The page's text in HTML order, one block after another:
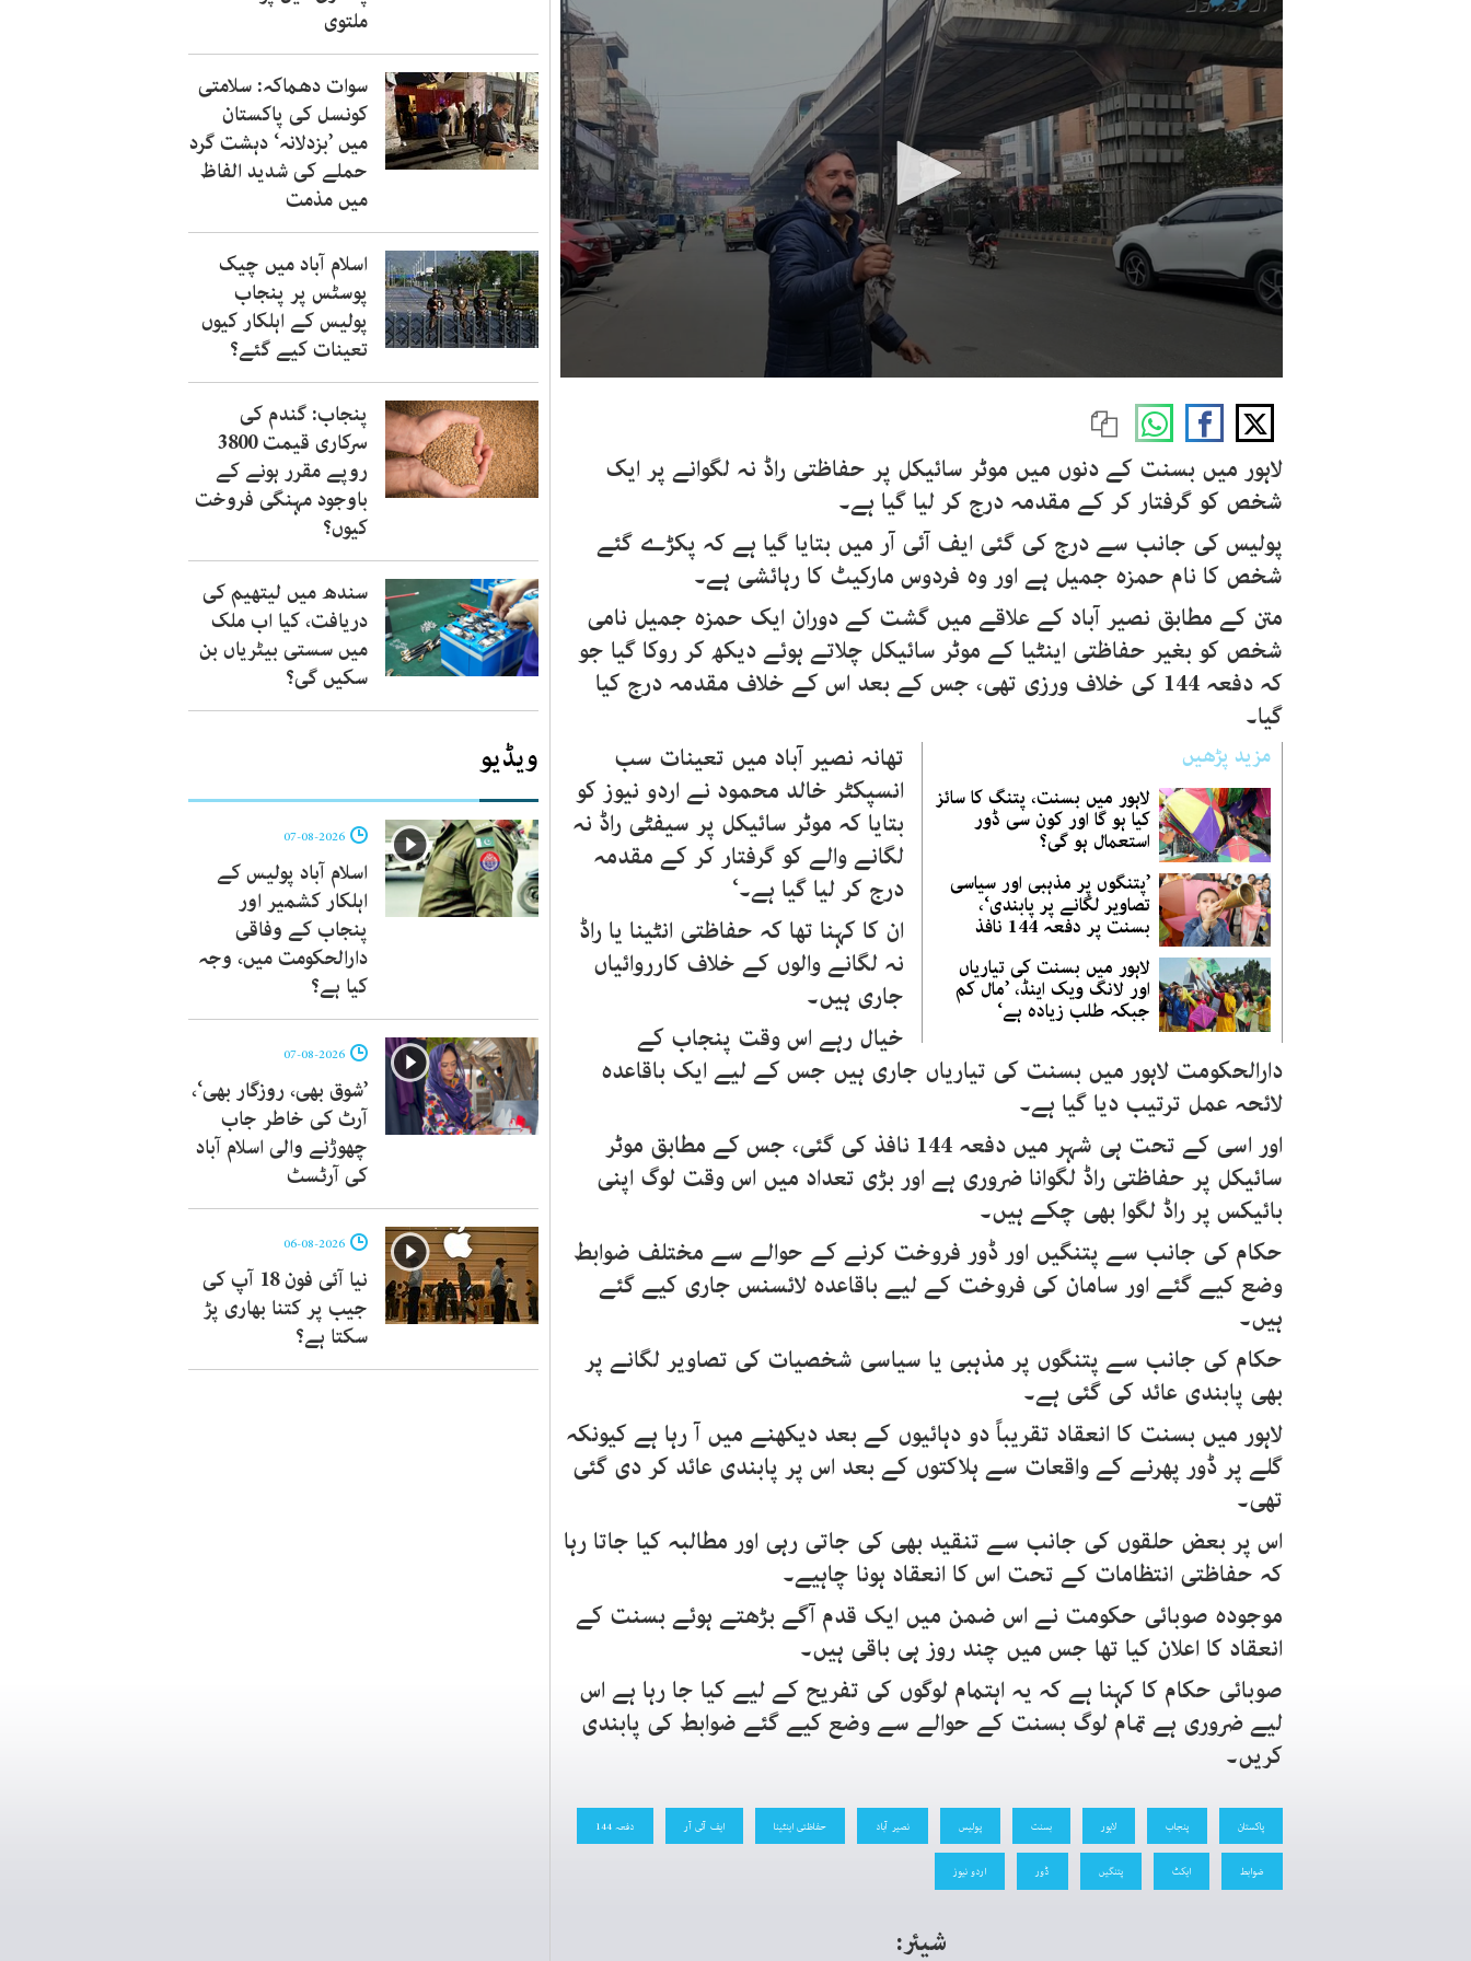
minutes,
Volume
لاہور میں بسنت کے دنوں میں موٹر سائیکل پر حفاظتی راڈ نہ لگوانے پر ایک
شخص کو گرفتار کر کے مقدمہ درج کر لیا گیا ہے۔
پولیس کی جانب سے درج کی گئی ایف آئی آر میں بتایا گیا ہے کہ پکڑے گئے
شخص کا نام حمزہ جمیل ہے اور وہ فردوس مارکیٹ کا رہائشی ہے۔
متن کے مطابق نصیر آباد کے علاقے میں گشت کے دوران ایک حمزہ جمیل نامی
شخص کو بغیر حفاظتی اینٹیا کے موٹر سائیکل چلاتے ہوئے دیکھ کر روکا گیا جو
کہ دفعہ 144 کی خلاف ورزی تھی، جس کے بعد اس کے خلاف مقدمہ درج کیا
گیا۔
مزید پڑھیں
لاہور میں بسنت، پتنگ کا سائز
کیا ہو گا اور کون سی ڈور
استعمال ہو گی؟
’پتنگوں پر مذہبی اور سیاسی
تصاویر لگانے پر پابندی‘،
بسنت پر دفعہ 144 نافذ
لاہور میں بسنت کی تیاریاں
اور لانگ ویک اینڈ، ’مال کم
جبکہ طلب زیادہ ہے‘
تھانہ نصیر آباد میں تعینات سب
انسپکٹر خالد محمود نے اردو نیوز کو
بتایا کہ موٹر سائیکل پر سیفٹی راڈ نہ
لگانے والے کو گرفتار کر کے مقدمہ
درج کر لیا گیا ہے۔‘
ان کا کہنا تھا کہ حفاظتی انٹینا یا راڈ
نہ لگانے والوں کے خلاف کارروائیاں
جاری ہیں۔
خیال رہے اس وقت پنجاب کے
دارالحکومت لاہور میں بسنت کی تیاریاں جاری ہیں جس کے لیے ایک باقاعدہ
لائحہ عمل ترتیب دیا گیا ہے۔
اور اسی کے تحت ہی شہر میں دفعہ 144 نافذ کی گئی، جس کے مطابق موٹر
سائیکل پر حفاظتی راڈ لگوانا ضروری ہے اور بڑی تعداد میں اس وقت لوگ اپنی
بائیکس پر راڈ لگوا بھی چکے ہیں۔
حکام کی جانب سے پتنگیں اور ڈور فروخت کرنے کے حوالے سے مختلف ضوابط
وضع کیے گئے اور سامان کی فروخت کے لیے باقاعدہ لائسنس جاری کیے گئے
ہیں۔
حکام کی جانب سے پتنگوں پر مذہبی یا سیاسی شخصیات کی تصاویر لگانے پر
بھی پابندی عائد کی گئی ہے۔
لاہور میں بسنت کا انعقاد تقریباً دو دہائیوں کے بعد دیکھنے میں آ رہا ہے کیونکہ
گلے پر ڈور پھرنے کے واقعات سے ہلاکتوں کے بعد اس پر پابندی عائد کر دی گئی
تھی۔
اس پر بعض حلقوں کی جانب سے تنقید بھی کی جاتی رہی اور مطالبہ کیا جاتا رہا
کہ حفاظتی انتظامات کے تحت اس کا انعقاد ہونا چاہیے۔
موجودہ صوبائی حکومت نے اس ضمن میں ایک قدم آگے بڑھتے ہوئے بسنت کے
انعقاد کا اعلان کیا تھا جس میں چند روز ہی باقی ہیں۔
صوبائی حکام کا کہنا ہے کہ یہ اہتمام لوگوں کی تفریح کے لیے کیا جا رہا ہے اس
لیے ضروری ہے تمام لوگ بسنت کے حوالے سے وضع کیے گئے ضوابط کی پابندی
کریں۔
پاکستان پنجاب لاہور بسنت پولیس نصیر آباد حفاظتی اینٹینا ایف آئی آر دفعہ 144
ضوابط ایکٹ پتنگیں ڈور اردو نیوز
شیئر:
ملتوی
سوات دھماکہ: سلامتی
کونسل کی پاکستان
میں ’بزدلانہ‘ دہشت گرد
حملے کی شدید الفاظ
میں مذمت
اسلام آباد میں چیک
پوسٹس پر پنجاب
پولیس کے اہلکار کیوں
تعینات کیے گئے؟
پنجاب: گندم کی
سرکاری قیمت 3800
روپے مقرر ہونے کے
باوجود مہنگی فروخت
کیوں؟
سندھ میں لیتھیم کی
دریافت، کیا اب ملک
میں سستی بیٹریاں بن
سکیں گی؟
ویڈیو
اسلام آباد پولیس کے
اہلکار کشمیر اور
پنجاب کے وفاقی
دارالحکومت میں، وجہ
کیا ہے؟
’شوق بھی، روزگار بھی‘،
آرٹ کی خاطر جاب
چھوڑنے والی اسلام آباد
کی آرٹسٹ
نیا آئی فون 18 آپ کی
جیب پر کتنا بھاری پڑ
سکتا ہے؟